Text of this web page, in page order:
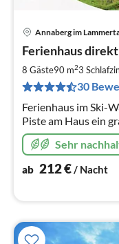
Annaberg im
Ferienhaus
8 Gäste90 m23
30
Ferienhaus im Ski-
Piste am Haus ein
WLAN, Pisten 160
Lifte,Hallenbad/
Sehr
ab 212€/ Nacht